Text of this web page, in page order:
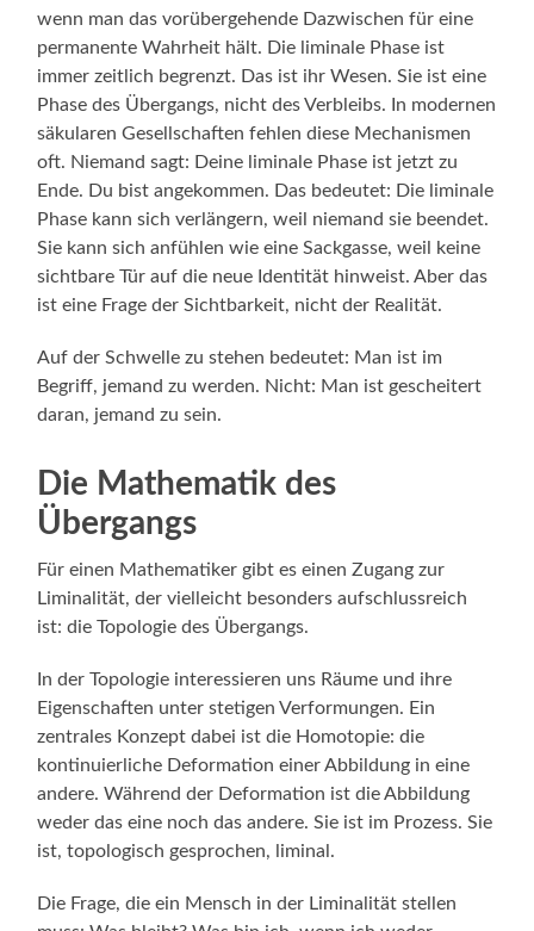
wenn man das vorübergehende Dazwischen für eine
permanente Wahrheit hält. Die liminale Phase ist
immer zeitlich begrenzt. Das ist ihr Wesen. Sie ist eine
Phase des Übergangs, nicht des Verbleibs. In modernen
säkularen Gesellschaften fehlen diese Mechanismen
oft. Niemand sagt: Deine liminale Phase ist jetzt zu
Ende. Du bist angekommen. Das bedeutet: Die liminale
Phase kann sich verlängern, weil niemand sie beendet.
Sie kann sich anfühlen wie eine Sackgasse, weil keine
sichtbare Tür auf die neue Identität hinweist. Aber das
ist eine Frage der Sichtbarkeit, nicht der Realität.
Auf der Schwelle zu stehen bedeutet: Man ist im
Begriff, jemand zu werden. Nicht: Man ist gescheitert
daran, jemand zu sein.
Die Mathematik des
Übergangs
Für einen Mathematiker gibt es einen Zugang zur
Liminalität, der vielleicht besonders aufschlussreich
ist: die Topologie des Übergangs.
In der Topologie interessieren uns Räume und ihre
Eigenschaften unter stetigen Verformungen. Ein
zentrales Konzept dabei ist die Homotopie: die
kontinuierliche Deformation einer Abbildung in eine
andere. Während der Deformation ist die Abbildung
weder das eine noch das andere. Sie ist im Prozess. Sie
ist, topologisch gesprochen, liminal.
Die Frage, die ein Mensch in der Liminalität stellen